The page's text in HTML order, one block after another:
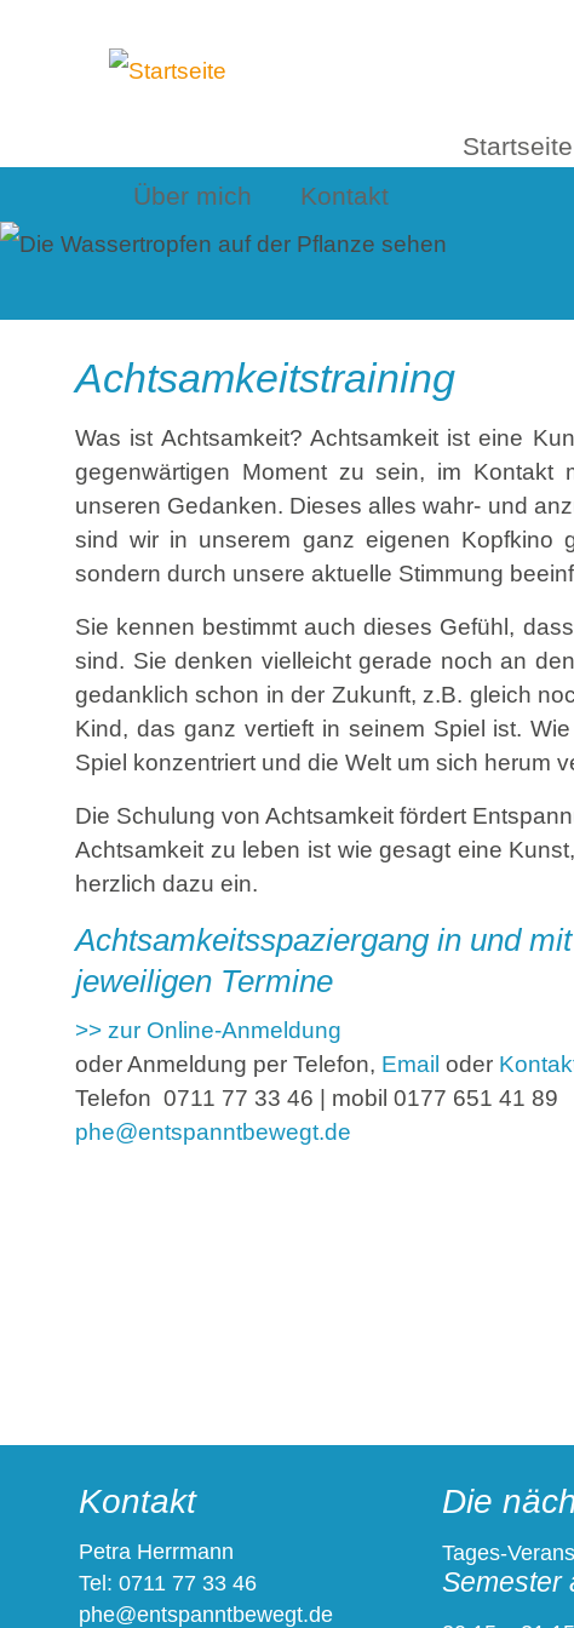
Startseite
Über mich
Kontakt
Achtsamkeitstraining
Was ist Achtsamkeit? Achtsamkeit ist eine
gegenwärtigen Moment zu sein, im Kontakt
unseren Gedanken. Dieses alles wahr- und
sind wir in unserem ganz eigenen Kopfkino
sondern durch unsere aktuelle Stimmung
Sie kennen bestimmt auch dieses Gefühl,
sind. Sie denken vielleicht gerade noch an
gedanklich schon in der Zukunft, z.B. gleich
Kind, das ganz vertieft in seinem Spiel ist.
Spiel konzentriert und die Welt um sich herum
Die Schulung von Achtsamkeit fördert
Achtsamkeit zu leben ist wie gesagt eine
herzlich dazu ein.
Achtsamkeitsspaziergang in und
jeweiligen Termine
>> zur Online-Anmeldung
oder Anmeldung per Telefon, Email oder
Telefon 0711 77 33 46 | mobil 0177 651 41 89
phe@entspanntbewegt.de
Kontakt
Petra Herrmann
Tel: 0711 77 33 46
phe@entspanntbewegt.de
Die
Tages-
Semester